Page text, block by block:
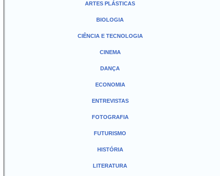
ARTES PLÁSTICAS
BIOLOGIA
CIÊNCIA E TECNOLOGIA
CINEMA
DANÇA
ECONOMIA
ENTREVISTAS
FOTOGRAFIA
FUTURISMO
HISTÓRIA
LITERATURA